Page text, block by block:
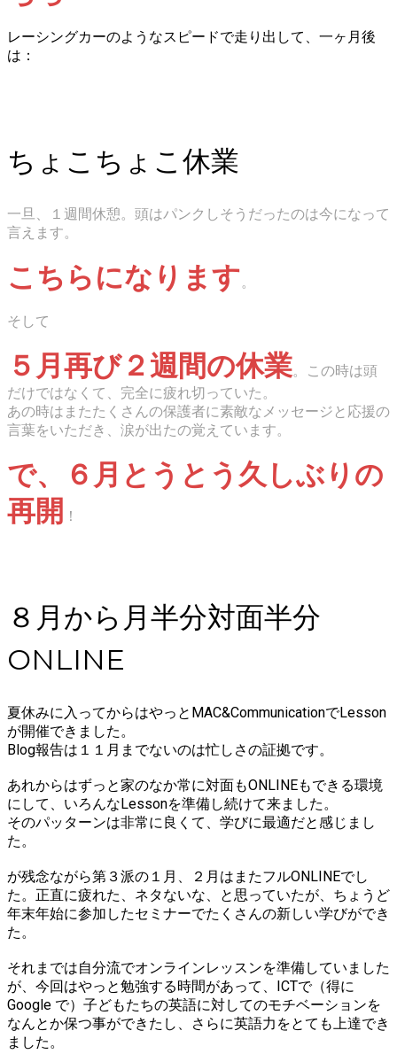
レーシングカーのようなスピードで走り出して、一ヶ月後
は：
ちょこちょこ休業
一旦、１週間休憩。頭はパンクしそうだったのは今になって
言えます。
こちらになります。
そして
５月再び２週間の休業。この時は頭
だけではなくて、完全に疲れ切っていた。
あの時はまたたくさんの保護者に素敵なメッセージと応援の
言葉をいただき、涙が出たの覚えています。
で、６月とうとう久しぶりの
再開 ！
８月から月半分対面半分
ONLINE
夏休みに入ってからはやっとMAC&CommunicationでLesson
が開催できました。
Blog報告は１１月までないのは忙しさの証拠です。
あれからはずっと家のなか常に対面もONLINEもできる環境
にして、いろんなLessonを準備し続けて来ました。
そのパッターンは非常に良くて、学びに最適だと感じまし
た。
が残念ながら第３派の１月、２月はまたフルONLINEでし
た。正直に疲れた、ネタないな、と思っていたが、ちょうど
年末年始に参加したセミナーでたくさんの新しい学びができ
た。
それまでは自分流でオンラインレッスンを準備していました
が、今回はやっと勉強する時間があって、ICTで（得に
Google で）子どもたちの英語に対してのモチベーションを
なんとか保つ事ができたし、さらに英語力をとても上達でき
ました。